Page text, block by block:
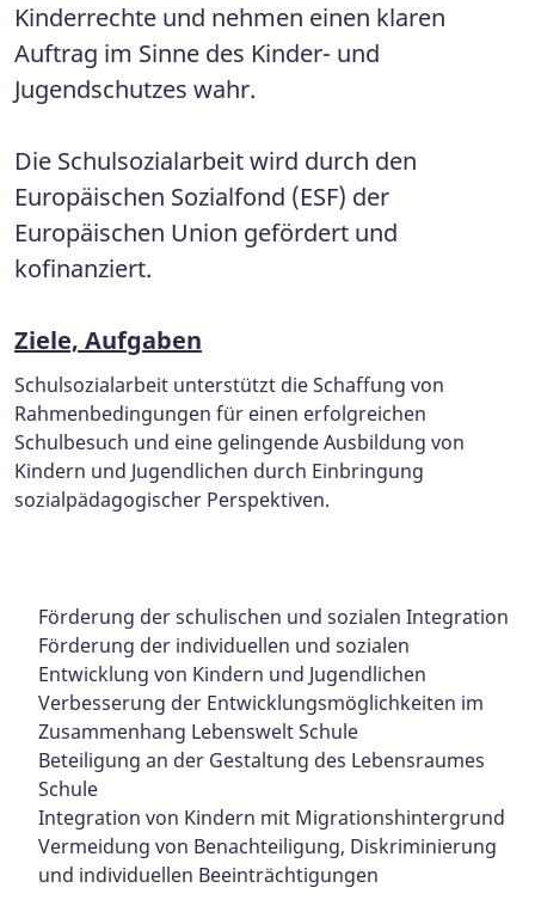
Kinderrechte und nehmen einen klaren
Auftrag im Sinne des Kinder- und
Jugendschutzes wahr.
Die Schulsozialarbeit wird durch den
Europäischen Sozialfond (ESF) der
Europäischen Union gefördert und
kofinanziert.
Ziele, Aufgaben
Schulsozialarbeit unterstützt die Schaffung von
Rahmenbedingungen für einen erfolgreichen
Schulbesuch und eine gelingende Ausbildung von
Kindern und Jugendlichen durch Einbringung
sozialpädagogischer Perspektiven.
Förderung der schulischen und sozialen Integration
Förderung der individuellen und sozialen
Entwicklung von Kindern und Jugendlichen
Verbesserung der Entwicklungsmöglichkeiten im
Zusammenhang Lebenswelt Schule
Beteiligung an der Gestaltung des Lebensraumes
Schule
Integration von Kindern mit Migrationshintergrund
Vermeidung von Benachteiligung, Diskriminierung
und individuellen Beeinträchtigungen